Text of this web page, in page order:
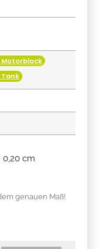
Motorblock
Tank
0,20 cm
genauen Maß!